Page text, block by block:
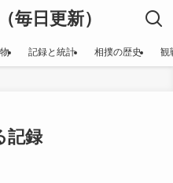
毎日更新）
記録と統計 相撲の歴史 観
記録